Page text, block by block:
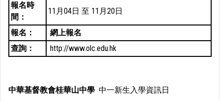
報名時
間：
11月04日 至 11月20日
報名：
網上報名
查詢：
http://www.olc.edu.hk
中華基督教會桂華山中學 中一新生入學資訊日